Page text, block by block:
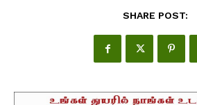
SHARE POST: